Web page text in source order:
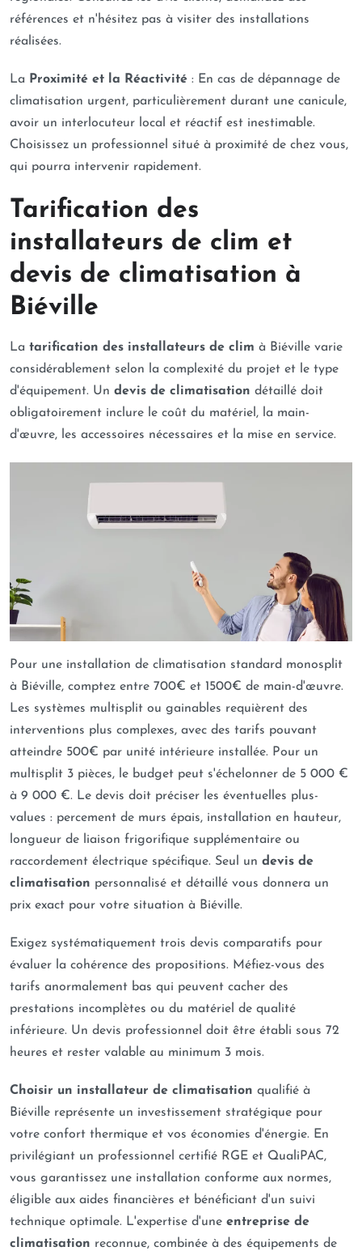
références et n'hésitez pas à visiter des installations
réalisées.
La Proximité et la Réactivité : En cas de dépannage de
climatisation urgent, particulièrement durant une canicule,
avoir un interlocuteur local et réactif est inestimable.
Choisissez un professionnel situé à proximité de chez vous,
qui pourra intervenir rapidement.
Tarification des
installateurs de clim et
devis de climatisation à
Biéville
La tarification des installateurs de clim à Biéville varie
considérablement selon la complexité du projet et le type
d'équipement. Un devis de climatisation détaillé doit
obligatoirement inclure le coût du matériel, la main-
d'œuvre, les accessoires nécessaires et la mise en service.
Pour une installation de climatisation standard monosplit
à Biéville, comptez entre 700€ et 1500€ de main-d'œuvre.
Les systèmes multisplit ou gainables requièrent des
interventions plus complexes, avec des tarifs pouvant
atteindre 500€ par unité intérieure installée. Pour un
multisplit 3 pièces, le budget peut s'échelonner de 5 000 €
à 9 000 €. Le devis doit préciser les éventuelles plus-
values : percement de murs épais, installation en hauteur,
longueur de liaison frigorifique supplémentaire ou
raccordement électrique spécifique. Seul un devis de
climatisation personnalisé et détaillé vous donnera un
prix exact pour votre situation à Biéville.
Exigez systématiquement trois devis comparatifs pour
évaluer la cohérence des propositions. Méfiez-vous des
tarifs anormalement bas qui peuvent cacher des
prestations incomplètes ou du matériel de qualité
inférieure. Un devis professionnel doit être établi sous 72
heures et rester valable au minimum 3 mois.
Choisir un installateur de climatisation qualifié à
Biéville représente un investissement stratégique pour
votre confort thermique et vos économies d'énergie. En
privilégiant un professionnel certifié RGE et QualiPAC,
vous garantissez une installation conforme aux normes,
éligible aux aides financières et bénéficiant d'un suivi
technique optimale. L'expertise d'une entreprise de
climatisation reconnue, combinée à des équipements de